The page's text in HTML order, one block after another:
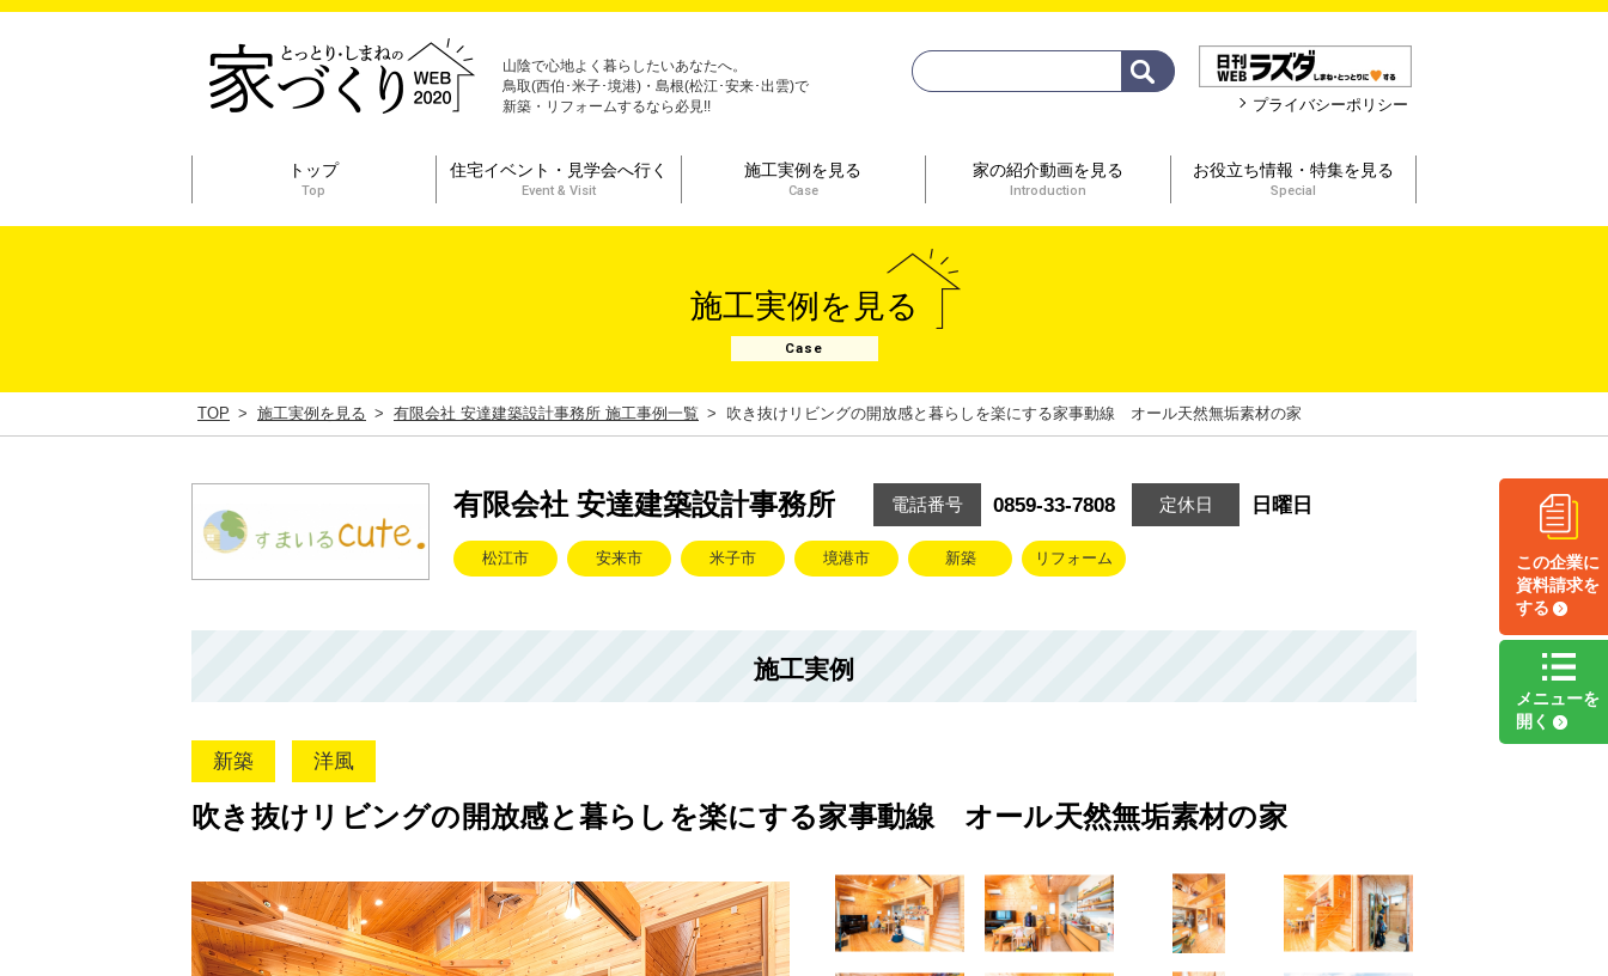
山陰で心地よく暮らしたいあなたへ。
鳥取(西伯･米子･境港)・島根(松江･安来･出雲)で
新築・リフォームするなら必見!!
プライバシーポリシー
トップ
Top
住宅イベント・見学会へ行く
Event & Visit
施工実例を見る
Case
家の紹介動画を見る
Introduction
お役立ち情報・特集を見る
Special
施工実例を見る
Case
TOP 施工実例を見る 有限会社 安達建築設計事務所 施工事例一覧 吹き抜けリビングの開放感と暮らしを楽にする家事動線 オール天然無垢素材の家
有限会社 安達建築設計事務所 電話番号 0859-33-7808 定休日 日曜日
松江市 安来市 米子市 境港市 新築 リフォーム
施工実例
新築 洋風
吹き抜けリビングの開放感と暮らしを楽にする家事動線 オール天然無垢素材の家
この企業に
資料請求を
する
メニューを
開く